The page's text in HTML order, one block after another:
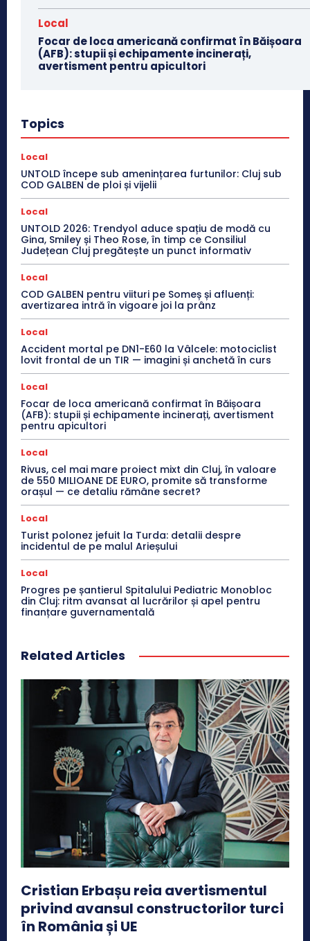
Local
Focar de loca americană confirmat în Băișoara
(AFB): stupii și echipamente incinerați,
avertisment pentru apicultori
Topics
Local
UNTOLD începe sub amenințarea furtunilor: Cluj sub
COD GALBEN de ploi și vijelii
Local
UNTOLD 2026: Trendyol aduce spațiu de modă cu
Gina, Smiley și Theo Rose, în timp ce Consiliul
Județean Cluj pregătește un punct informativ
Local
COD GALBEN pentru viituri pe Someș și afluenți:
avertizarea intră în vigoare joi la prânz
Local
Accident mortal pe DN1-E60 la Vâlcele: motociclist
lovit frontal de un TIR — imagini și anchetă în curs
Local
Focar de loca americană confirmat în Băișoara
(AFB): stupii și echipamente incinerați, avertisment
pentru apicultori
Local
Rivus, cel mai mare proiect mixt din Cluj, în valoare
de 550 MILIOANE DE EURO, promite să transforme
orașul — ce detaliu rămâne secret?
Local
Turist polonez jefuit la Turda: detalii despre
incidentul de pe malul Arieșului
Local
Progres pe șantierul Spitalului Pediatric Monobloc
din Cluj: ritm avansat al lucrărilor și apel pentru
finanțare guvernamentală
Related Articles
Cristian Erbașu reia avertismentul
privind avansul constructorilor turci
în România și UE